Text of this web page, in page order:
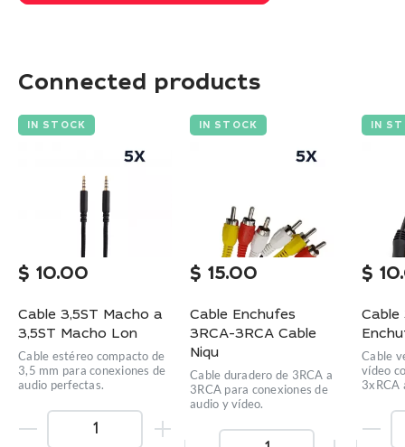
Connected products
IN STOCK
$ 10.00
Cable 3,5ST Macho a
3,5ST Macho Lon
Cable estéreo compacto de
3,5 mm para conexiones de
audio perfectas.
IN STOCK
$ 15.00
Cable Enchufes
3RCA-3RCA Cable
Niqu
Cable duradero de 3RCA a
3RCA para conexiones de
audio y vídeo.
IN
$
Cable
Cable
vídeo
3xRCA